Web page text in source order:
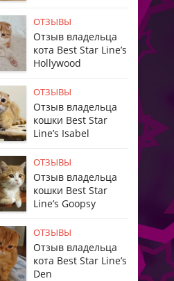
ОТЗЫВЫ
Отзыв владельца
кота Best Star Line’s
Hollywood
ОТЗЫВЫ
Отзыв владельца
кошки Best Star
Line’s Isabel
ОТЗЫВЫ
Отзыв владельца
кошки Best Star
Line’s Goopsy
ОТЗЫВЫ
Отзыв владельца
кота Best Star Line’s
Den